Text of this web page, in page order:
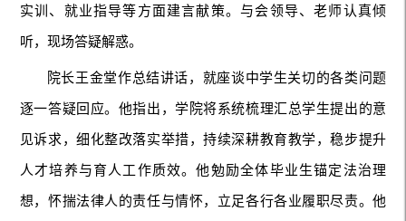
实训、就业指导等方面建言献策。与会领导、老师认真倾
听，现场答疑解惑。
院长王金堂作总结讲话，就座谈中学生关切的各类问题
逐一答疑回应。他指出，学院将系统梳理汇总学生提出的意
见诉求，细化整改落实举措，持续深耕教育教学，稳步提升
人才培养与育人工作质效。他勉励全体毕业生锚定法治理
想，怀揣法律人的责任与情怀，立足各行各业履职尽责。他